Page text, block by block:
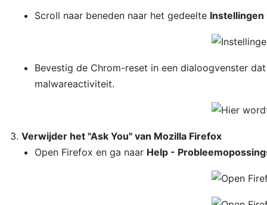
Scroll naar beneden naar het gedeelte
Bevestig de Chrom-reset in een dialoogvenster
malwareactiviteit.
Verwijder het "Ask You" van Mozilla Firefox
Open Firefox en ga naar Help -